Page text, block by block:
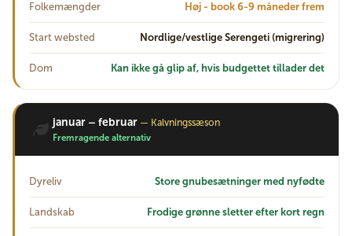
Folkemængder Høj - book 6-9 måneder frem
Start websted Nordlige/vestlige Serengeti (migrering)
Dom Kan ikke gå glip af, hvis budgettet tillader det
januar – februar — Kalvningssæson
Fremragende alternativ
Dyreliv Store gnubesætninger med nyfødte
Landskab Frodige grønne sletter efter kort regn